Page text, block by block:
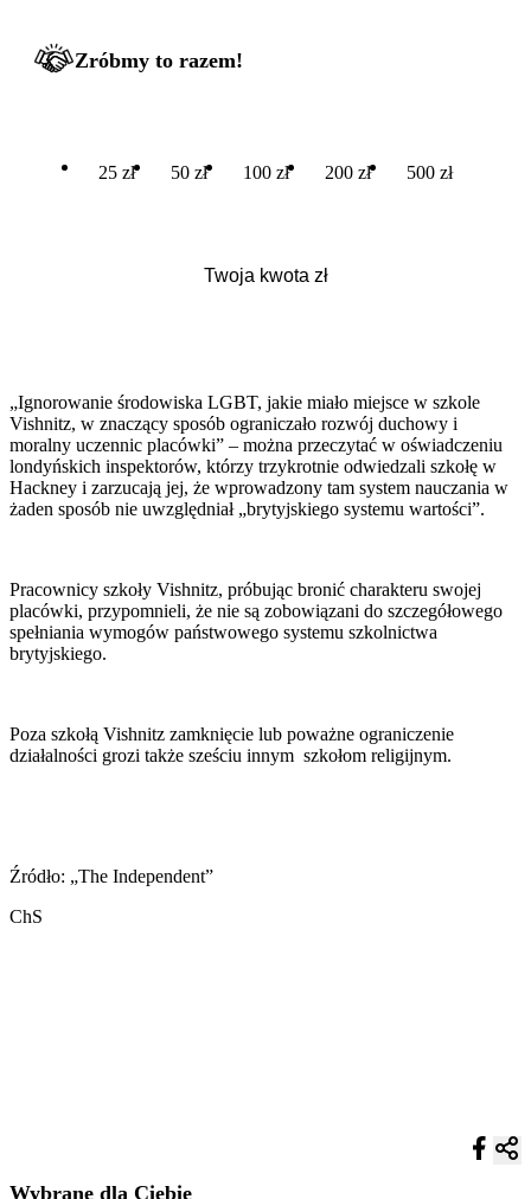
Zróbmy to razem!
25 zł 50 zł 100 zł 200 zł 500 zł
„Ignorowanie środowiska LGBT, jakie miało miejsce w szkole
Vishnitz, w znaczący sposób ograniczało rozwój duchowy i
moralny uczennic placówki” – można przeczytać w oświadczeniu
londyńskich inspektorów, którzy trzykrotnie odwiedzali szkołę w
Hackney i zarzucają jej, że wprowadzony tam system nauczania w
żaden sposób nie uwzględniał „brytyjskiego systemu wartości”.
Pracownicy szkoły Vishnitz, próbując bronić charakteru swojej
placówki, przypomnieli, że nie są zobowiązani do szczegółowego
spełniania wymogów państwowego systemu szkolnictwa
brytyjskiego.
Poza szkołą Vishnitz zamknięcie lub poważne ograniczenie
działalności grozi także sześciu innym szkołom religijnym.
Źródło: „The Independent”
ChS
Wybrane dla Ciebie